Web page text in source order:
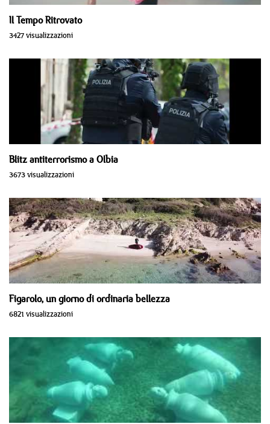
Il Tempo Ritrovato
3427 visualizzazioni
Blitz antiterrorismo a Olbia
3673 visualizzazioni
Figarolo, un giorno di ordinaria bellezza
6821 visualizzazioni